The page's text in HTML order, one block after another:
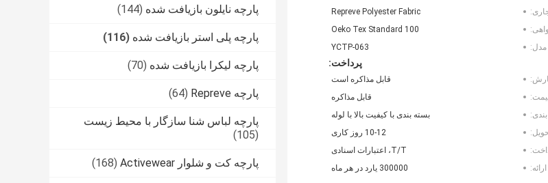
پارچه نایلون بازیافت شده (144)
پارچه پلی استر بازیافت شده (116)
پارچه لیکرا بازیافت شده (70)
پارچه Repreve (64)
پارچه لباس شنا سازگار با محیط زیست
(105)
پارچه کت و شلوار Activewear (168)
Repreve Polyester Fabric
Oeko Tex Standard 100
مدل:
YCTP-063
پرداخت:
قابل مذاکره است
قابل مذاکره
بسته بندی با کیفیت بالا با لوله
10-12 روز کاری
T/T، اعتبارات اسنادی
300000 یارد در هر ماه